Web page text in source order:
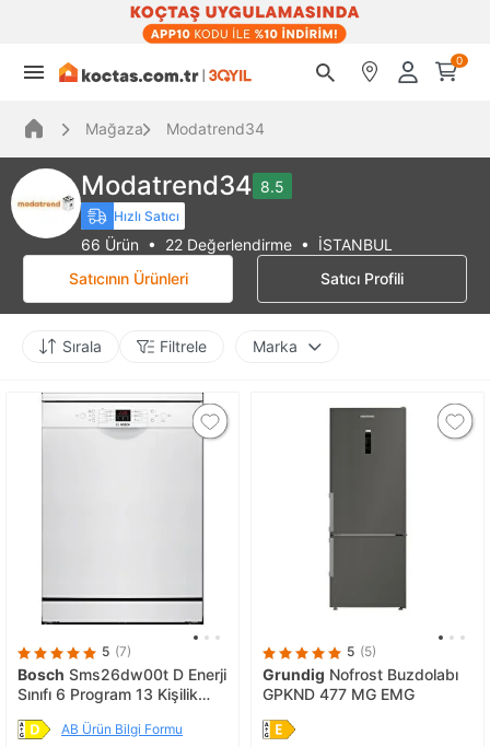
0
Mağaza Modatrend34
Modatrend34 8.5
Hızlı Satıcı
66 Ürün • 22 Değerlendirme • İSTANBUL
Satıcının Ürünleri
Satıcı Profili
Sırala Filtrele Marka
5 (7)
Bosch Sms26dw00t D Enerji
Sınıfı 6 Program 13 Kişilik
AB Ürün Bilgi Formu
5 (5)
Grundig Nofrost Buzdolabı
GPKND 477 MG EMG